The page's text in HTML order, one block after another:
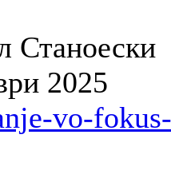
Станоески
2025
vo-